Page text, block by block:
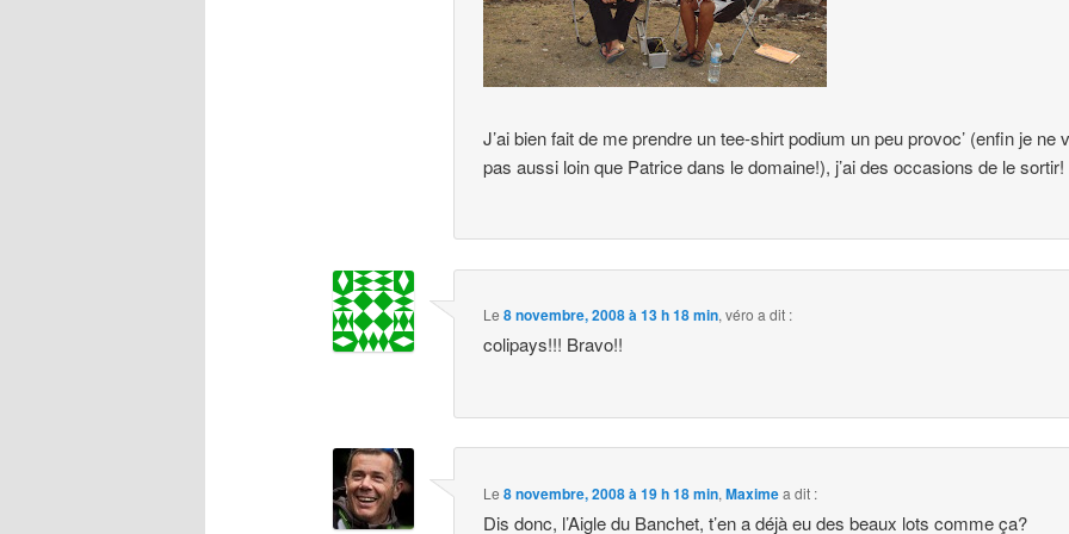
J’ai bien fait de me prendre un tee-shirt podium un peu provoc’ (enfin je ne
pas aussi loin que Patrice dans le domaine!), j’ai des occasions de le sortir!
Le8 novembre, 2008 à 13 h 18 min,véro a dit :
colipays!!! Bravo!!
Le8 novembre, 2008 à 19 h 18 min,Maximea dit :
Dis donc, l’Aigle du Banchet, t’en a déjà eu des beaux lots comme ça?